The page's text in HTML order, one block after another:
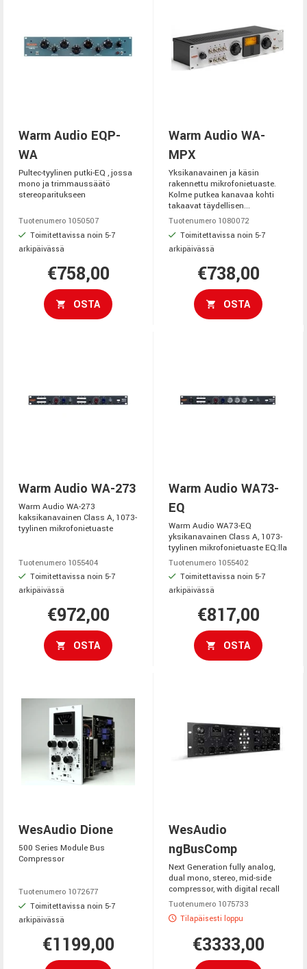
Warm Audio EQP-
WA
Pultec-tyylinen putki-EQ , jossa
mono ja trimmaussäätö
stereoparitukseen
Tuotenumero 1050507
Toimitettavissa noin 5-7
arkipäivässä
€758,00
OSTA
Warm Audio WA-
MPX
Yksikanavainen ja käsin
rakennettu mikrofonietuaste.
Kolme putkea kanavaa kohti
takaavat täydellisen...
Tuotenumero 1080072
Toimitettavissa noin 5-7
arkipäivässä
€738,00
OSTA
Warm Audio WA-273
Warm Audio WA-273
kaksikanavainen Class A, 1073-
tyylinen mikrofonietuaste
Tuotenumero 1055404
Toimitettavissa noin 5-7
arkipäivässä
€972,00
OSTA
Warm Audio WA73-
EQ
Warm Audio WA73-EQ
yksikanavainen Class A, 1073-
tyylinen mikrofonietuaste EQ:lla
Tuotenumero 1055402
Toimitettavissa noin 5-7
arkipäivässä
€817,00
OSTA
WesAudio Dione
500 Series Module Bus
Compressor
Tuotenumero 1072677
Toimitettavissa noin 5-7
arkipäivässä
€1199,00
WesAudio
ngBusComp
Next Generation fully analog,
dual mono, stereo, mid-side
compressor, with digital recall
Tuotenumero 1075733
Tilapäisesti loppu
€3333,00